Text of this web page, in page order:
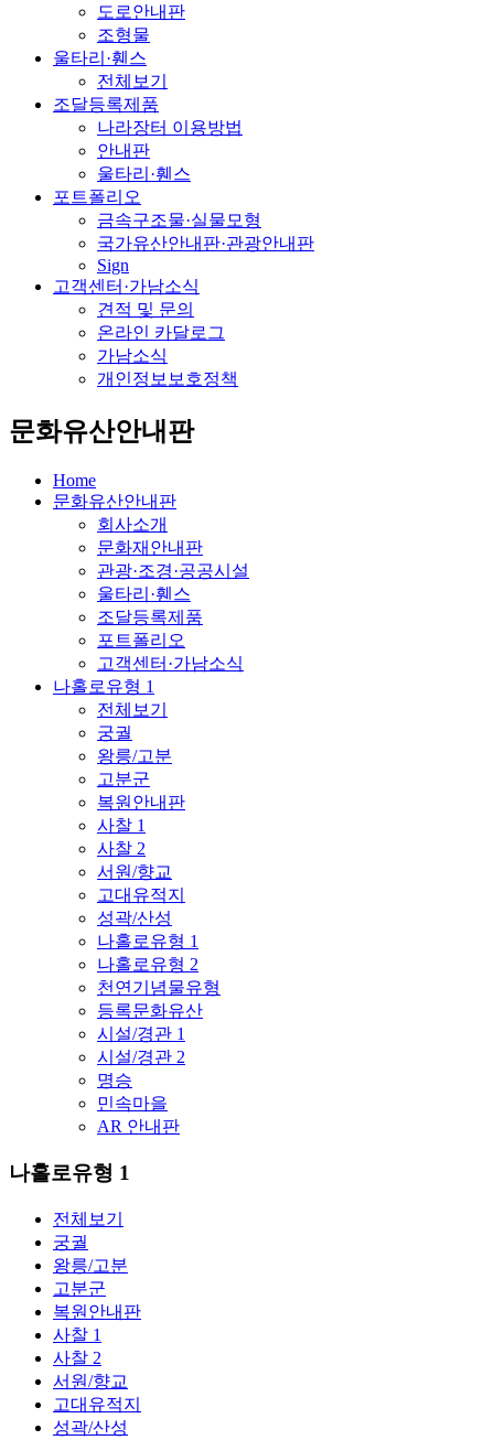
도로안내판
조형물
울타리·휀스
전체보기
조달등록제품
나라장터 이용방법
안내판
울타리·휀스
포트폴리오
금속구조물·실물모형
국가유산안내판·관광안내판
Sign
고객센터·가남소식
견적 및 문의
온라인 카달로그
가남소식
개인정보보호정책
문화유산안내판
Home
문화유산안내판
회사소개
문화재안내판
관광·조경·공공시설
울타리·휀스
조달등록제품
포트폴리오
고객센터·가남소식
나홀로유형 1
전체보기
궁궐
왕릉/고분
고분군
복원안내판
사찰 1
사찰 2
서원/향교
고대유적지
성곽/산성
나홀로유형 1
나홀로유형 2
천연기념물유형
등록문화유산
시설/경관 1
시설/경관 2
명승
민속마을
AR 안내판
나홀로유형 1
전체보기
궁궐
왕릉/고분
고분군
복원안내판
사찰 1
사찰 2
서원/향교
고대유적지
성곽/산성